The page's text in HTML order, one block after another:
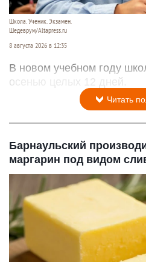
Школа. Ученик. Экзамен.
Шедеврум/Altapress.ru
8 августа 2026 в 12:35
В новом учебном году
осенью целых 12 дней.
Читать
Барнаульский
маргарин под видом